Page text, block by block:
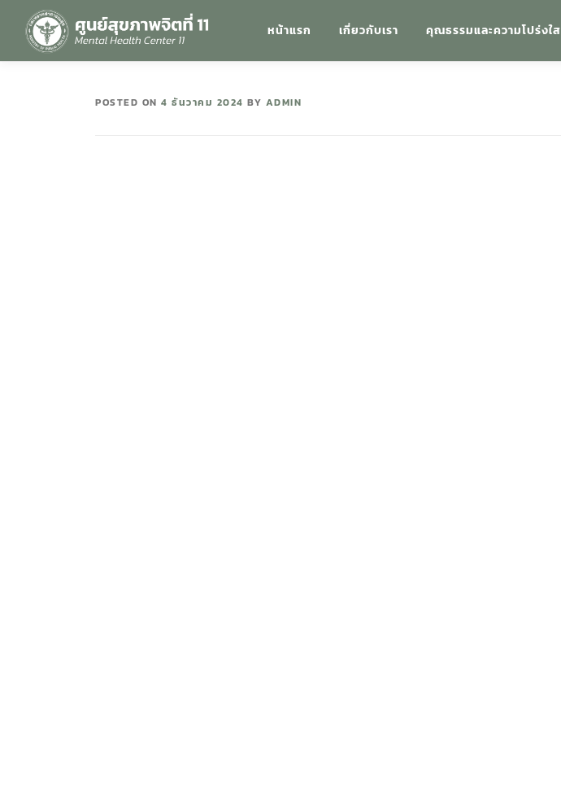
หน้าแรก เกี่ยวกับเรา คุณธรรมและความโปร่งใส
POSTED ON 4 ธันวาคม 2024 BY ADMIN